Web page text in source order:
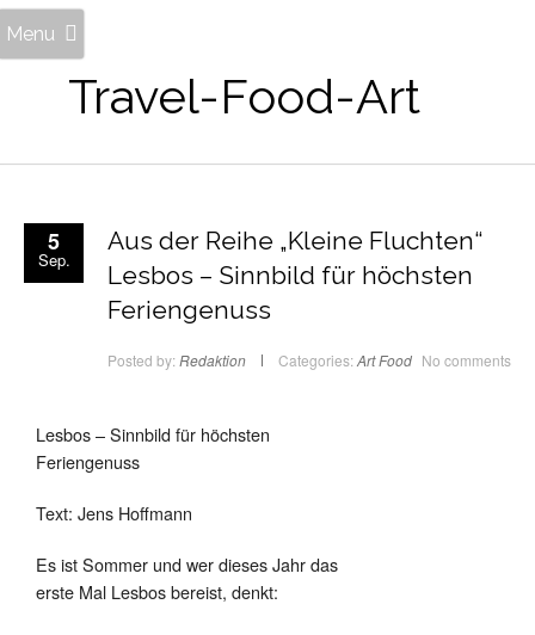
Travel-Food-Art
Menu
5
Sep.
Aus der Reihe „Kleine Fluchten“
Lesbos – Sinnbild für höchsten
Feriengenuss
Posted by: Redaktion Categories: ArtFood No comments
Lesbos – Sinnbild für höchsten
Feriengenuss
Text: Jens Hoffmann
Es ist Sommer und wer dieses Jahr das
erste Mal Lesbos bereist, denkt: